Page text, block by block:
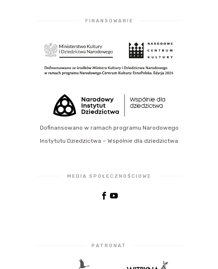
FINANSOWANIE
Dofinansowano w ramach programu Narodowego
Instytutu Dziedzictwa – Wspólnie dla dziedzictwa
MEDIA SPOŁECZNOŚCIOWE
PATRONAT